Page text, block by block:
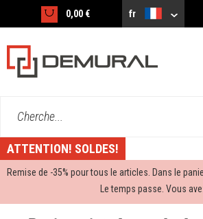
0,00 € fr
Cherche...
ATTENTION! SOLDES!
Remise de -35% pour tous le articles. Dans le
Le temps passe. Vous